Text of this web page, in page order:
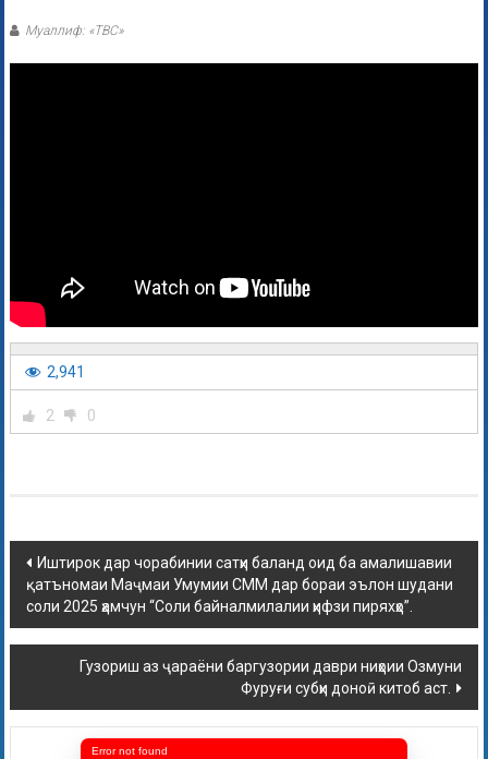
Муаллиф: «ТВС»
2,941
2 0
Иштирок дар чорабинии сатҳи баланд оид ба амалишавии
қатъномаи Маҷмаи Умумии СММ дар бораи эълон шудани
cоли 2025 ҳамчун “Соли байналмилалии ҳифзи пиряхҳо”.
Гузориш аз ҷараёни баргузории даври ниҳоии Озмуни
Фуруғи субҳи доноӣ китоб аст.
Error not found